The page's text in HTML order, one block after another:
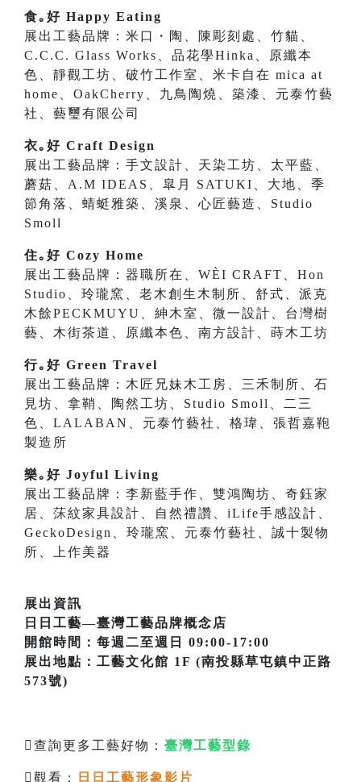
食｡好 Happy Eating
展出工藝品牌：米口・陶、陳彫刻處、竹貓、
C.C.C. Glass Works、品花學Hinka、原纖本
色、靜觀工坊、破竹工作室、米卡自在 mica at
home、OakCherry、九鳥陶燒、築漆、元泰竹藝
社、藝璽有限公司
衣｡好 Craft Design
展出工藝品牌：手文設計、天染工坊、太平藍、
蘑菇、A.M IDEAS、皐月 SATUKI、大地、季
節角落、蜻蜓雅築、溪泉、心匠藝造、Studio
Smoll
住｡好 Cozy Home
展出工藝品牌：器職所在、WÈI CRAFT、Hon
Studio、玲瓏窯、老木創生木制所、舒式、派克
木餘PECKMUYU、紳木室、微一設計、台灣樹
藝、木街茶道、原纖本色、南方設計、蒔木工坊
行｡好 Green Travel
展出工藝品牌：木匠兄妹木工房、三禾制所、石
見坊、拿鞘、陶然工坊、Studio Smoll、二三
色、LALABAN、元泰竹藝社、格瑋、張哲嘉鞄
製造所
樂｡好 Joyful Living
展出工藝品牌：李新藍手作、雙鴻陶坊、奇鈺家
居、莯紋家具設計、自然禮讚、iLife手感設計、
GeckoDesign、玲瓏窯、元泰竹藝社、誠十製物
所、上作美器
展出資訊
日日工藝—臺灣工藝品牌概念店
開館時間：每週二至週日 09:00-17:00
展出地點：工藝文化館 1F (南投縣草屯鎮中正路
573號)
查詢更多工藝好物： 臺灣工藝型錄
觀看： 日日工藝形象影片